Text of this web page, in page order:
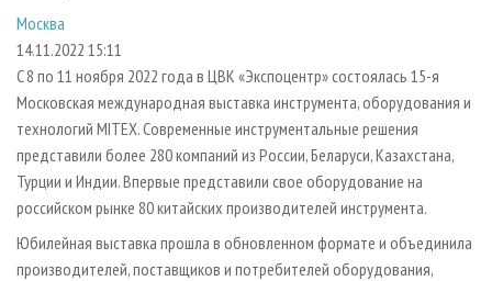
СУШКА ДРЕВЕСИНЫ
ПРОИЗВОДСТВО ДРЕВЕСНЫХ ПЛИТ
ДЕРЕВЯННОЕ ДОМОСТРОЕНИЕ
ПРОИЗВОДСТВО МЕБЕЛИ
БИОЭНЕРГЕТИКА
ИНСТРУМЕНТ И МАТЕРИАЛЫ
ПЕРСОНЫ
МОБИЛЬНЫЕ ВЫСТАВКИ
ОФИЦИАЛЬНЫЕ ДЕЛЕГАЦИИ
ПРИОРИТЕТНЫЕ ИНВЕСТПРОЕКТЫ
RUSSIAN FORESTRY REVIEW
БИБЛИОТЕКА СПЕЦИАЛИСТА
КОНТАКТЫ
РЕКЛАМОДАТЕЛЯМ
РЕКЛАМА
РЕКЛАМА НА САЙТЕ
Москва
14.11.2022 15:11
C 8 по 11 ноября 2022 года в ЦВК «Экспоцентр» состоялась 15-я
Московская международная выставка инструмента, оборудования и
технологий MITEX. Современные инструментальные решения
представили более 280 компаний из России, Беларуси, Казахстана,
Турции и Индии. Впервые представили свое оборудование на
российском рынке 80 китайских производителей инструмента.
Юбилейная выставка прошла в обновленном формате и объединила
производителей, поставщиков и потребителей оборудования,